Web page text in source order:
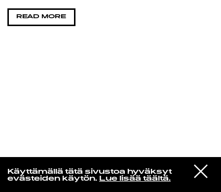
Käyttämällä tätä sivustoa hyväksyt
evästeiden käytön. Lue lisää täältä.
VIESTI
STUDIOON
kukkatalo
04 Mut unohdettiin
READ MORE